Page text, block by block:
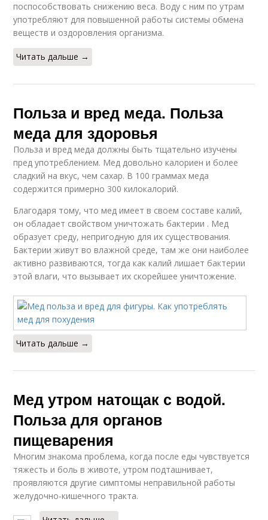
поспособствовать снижению веса. Воду с ним по утрам
употребляют для повышенной работы системы обмена
веществ и оздоровления организма.
Читать дальше →
Польза и вред меда. Польза
меда для здоровья
Польза и вред меда должны быть тщательно изучены
пред употреблением. Мед довольно калориен и более
сладкий на вкус, чем сахар. В 100 граммах меда
содержится примерно 300 килокалорий.
Благодаря тому, что мед имеет в своем составе калий,
он обладает свойством уничтожать бактерии . Мед
образует среду, непригодную для их существования.
Бактерии живут во влажной среде, там же они наиболее
активно развиваются, тогда как калий лишает бактерии
этой влаги, что вызывает их скорейшее уничтожение.
Читать дальше →
Мед утром натощак с водой.
Польза для органов
пищеварения
Многим знакома проблема, когда после еды чувствуется
тяжесть и боль в животе, утром подташнивает,
проявляются другие симптомы неправильной работы
желудочно-кишечного тракта.